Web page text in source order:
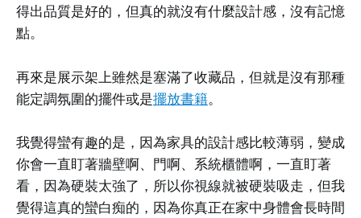
得出品質是好的，但真的就沒有什麼設計感，沒有記憶
點。
再來是展示架上雖然是塞滿了收藏品，但就是沒有那種
能定調氛圍的擺件或是擺放書籍。
我覺得蠻有趣的是，因為家具的設計感比較薄弱，變成
你會一直盯著牆壁啊、門啊、系統櫃體啊，一直盯著
看，因為硬裝太強了，所以你視線就被硬裝吸走，但我
覺得這真的蠻白痴的，因為你真正在家中身體會長時間